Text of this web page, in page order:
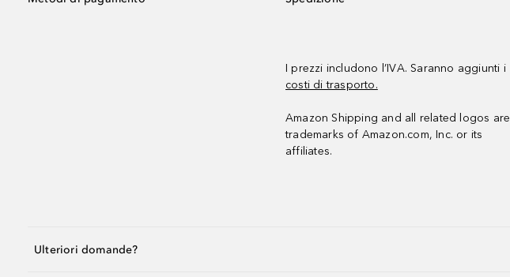
I prezzi includono l’IVA. Saranno aggiunti i
costi di trasporto.
Amazon Shipping and all related logos are
trademarks of Amazon.com, Inc. or its
affiliates.
Ulteriori domande?